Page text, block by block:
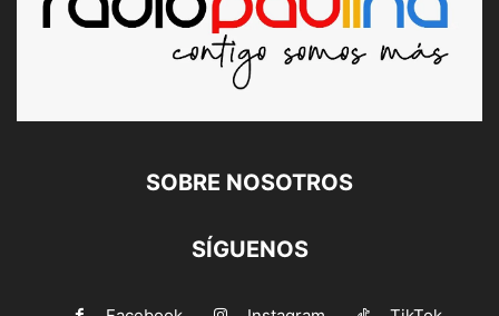
SOBRE NOSOTROS
SÍGUENOS